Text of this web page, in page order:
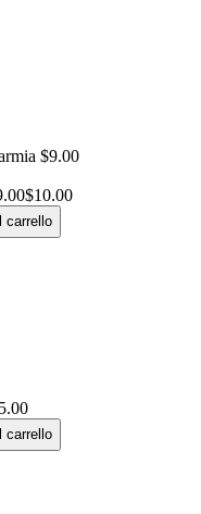
$9.00
$10.00
carrello
carrello